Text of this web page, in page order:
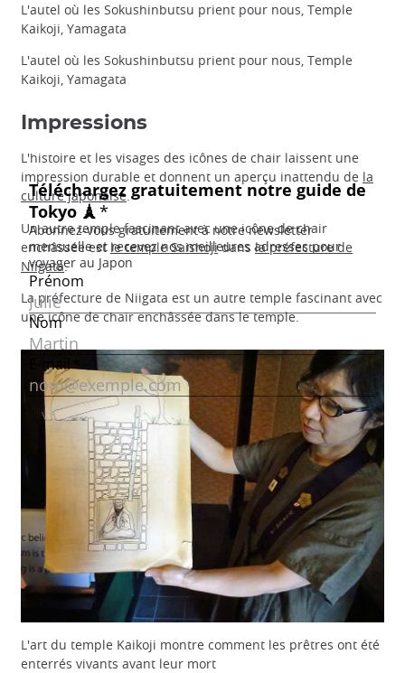
L'autel où les Sokushinbutsu prient pour nous, Temple
Kaikoji, Yamagata
L'autel où les Sokushinbutsu prient pour nous, Temple
Kaikoji, Yamagata
Impressions
L'histoire et les visages des icônes de chair laissent une
impression durable et donnent un aperçu inattendu de la
culture japonaise.
Un autre temple fascinant avec une icône de chair
enchâssée est le temple Saishojidansla préfecture de
Niigata.
La préfecture de Niigata est un autre temple fascinant avec
une icône de chair enchâssée dans le temple.
L'art du temple Kaikoji montre comment les prêtres ont été
enterrés vivants avant leur mort